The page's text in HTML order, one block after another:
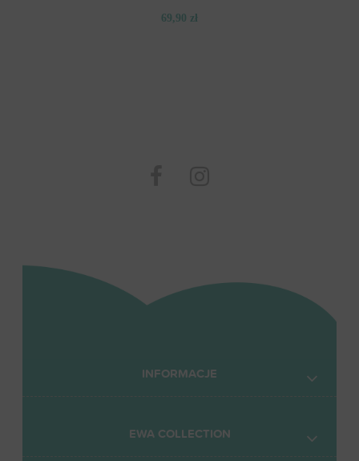
69,90 zł
INFORMACJE
EWA COLLECTION